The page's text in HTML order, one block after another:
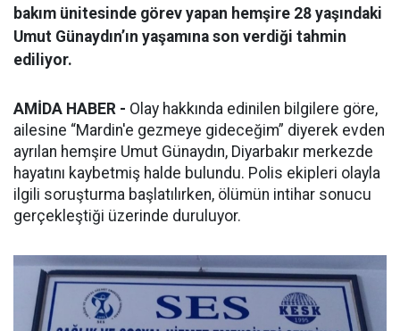
bakım ünitesinde görev yapan hemşire 28 yaşındaki
Umut Günaydın’ın yaşamına son verdiği tahmin
ediliyor.
AMİDA HABER - Olay hakkında edinilen bilgilere göre,
ailesine “Mardin'e gezmeye gideceğim” diyerek evden
ayrılan hemşire Umut Günaydın, Diyarbakır merkezde
hayatını kaybetmiş halde bulundu. Polis ekipleri olayla
ilgili soruşturma başlatılırken, ölümün intihar sonucu
gerçekleştiği üzerinde duruluyor.